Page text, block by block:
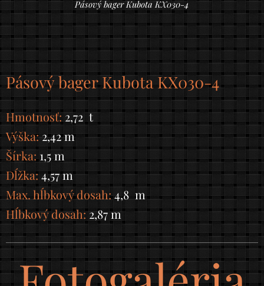
Pásový bager Kubota KX030-4
Pásový bager Kubota KX030-4
Hmotnosť:2,72 t
Výška:2,42 m
Šírka:1,5 m
Dĺžka:4,57 m
Max. hĺbkový dosah:4,8 m
Hĺbkový dosah:2,87 m